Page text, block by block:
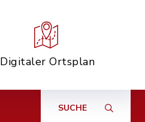
Digitaler Ortsplan
SUCHE